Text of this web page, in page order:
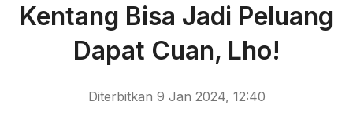
Kentang Bisa Jadi Peluang
Dapat Cuan, Lho!
Diterbitkan 9 Jan 2024, 12:40